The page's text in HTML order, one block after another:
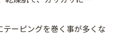
テーピングを巻く事が多くな